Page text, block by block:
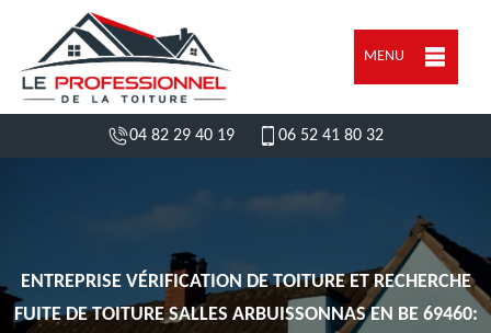
MENU
04 82 29 40 19 06 52 41 80 32
ENTREPRISE VÉRIFICATION DE TOITURE ET RECHERCHE
FUITE DE TOITURE SALLES ARBUISSONNAS EN BE 69460: